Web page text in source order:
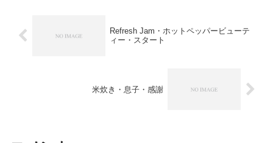
Refresh Jam・ホットペッパービューテ
ィー・スタート
米炊き・息子・感謝